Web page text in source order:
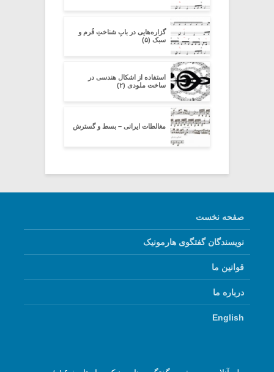
گزاره‌هایی در بابِ شناختِ فُرم و
سبک (۵)
استفاده از اشکال هندسی در
ساخت ملودی (۲)
مغالطات ایرانی – بسط و گسترش
صفحه نخست
نویسندگان گفتگوی هارمونیک
قوانین ما
درباره ما
English